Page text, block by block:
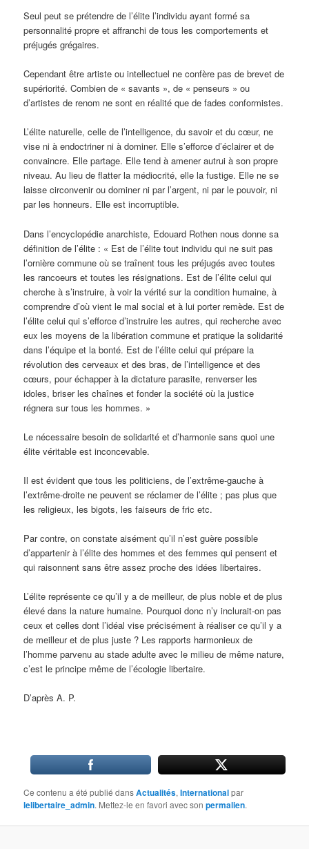
Seul peut se prétendre de l’élite l’individu ayant formé sa
personnalité propre et affranchi de tous les comportements et
préjugés grégaires.
Cependant être artiste ou intellectuel ne confère pas de brevet de
supériorité. Combien de « savants », de « penseurs » ou
d’artistes de renom ne sont en réalité que de fades conformistes.
L’élite naturelle, celle de l’intelligence, du savoir et du cœur, ne
vise ni à endoctriner ni à dominer. Elle s’efforce d’éclairer et de
convaincre. Elle partage. Elle tend à amener autrui à son propre
niveau. Au lieu de flatter la médiocrité, elle la fustige. Elle ne se
laisse circonvenir ou dominer ni par l’argent, ni par le pouvoir, ni
par les honneurs. Elle est incorruptible.
Dans l’encyclopédie anarchiste, Edouard Rothen nous donne sa
définition de l’élite : « Est de l’élite tout individu qui ne suit pas
l’ornière commune où se traînent tous les préjugés avec toutes
les rancoeurs et toutes les résignations. Est de l’élite celui qui
cherche à s’instruire, à voir la vérité sur la condition humaine, à
comprendre d’où vient le mal social et à lui porter remède. Est de
l’élite celui qui s’efforce d’instruire les autres, qui recherche avec
eux les moyens de la libération commune et pratique la solidarité
dans l’équipe et la bonté. Est de l’élite celui qui prépare la
révolution des cerveaux et des bras, de l’intelligence et des
cœurs, pour échapper à la dictature parasite, renverser les
idoles, briser les chaînes et fonder la société où la justice
régnera sur tous les hommes. »
Le nécessaire besoin de solidarité et d’harmonie sans quoi une
élite véritable est inconcevable.
Il est évident que tous les politiciens, de l’extrême-gauche à
l’extrême-droite ne peuvent se réclamer de l’élite ; pas plus que
les religieux, les bigots, les faiseurs de fric etc.
Par contre, on constate aisément qu’il n’est guère possible
d’appartenir à l’élite des hommes et des femmes qui pensent et
qui raisonnent sans être assez proche des idées libertaires.
L’élite représente ce qu’il y a de meilleur, de plus noble et de plus
élevé dans la nature humaine. Pourquoi donc n’y inclurait-on pas
ceux et celles dont l’idéal vise précisément à réaliser ce qu’il y a
de meilleur et de plus juste ? Les rapports harmonieux de
l’homme parvenu au stade adulte avec le milieu de même nature,
c’est le principe même de l’écologie libertaire.
D’après A. P.
Ce contenu a été publié dansActualités,Internationalpar
lelibertaire_admin. Mettez-le en favori avec sonpermalien.